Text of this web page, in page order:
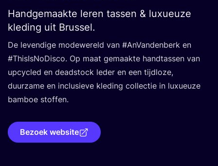
Handgemaakte leren tassen & luxueuze
kleding uit Brussel.
De leven­di­ge mode­we­reld van #AnVan­den­berk en
#Thi­sIs­No­Dis­co. Op maat gemaak­te hand­tas­sen van
upcy­cled en dead­stock leder en een tijd­lo­ze,
duur­za­me en inclu­sie­ve kle­ding col­lec­tie in luxu­eu­ze
bam­boe stoffen.
Bezoek website